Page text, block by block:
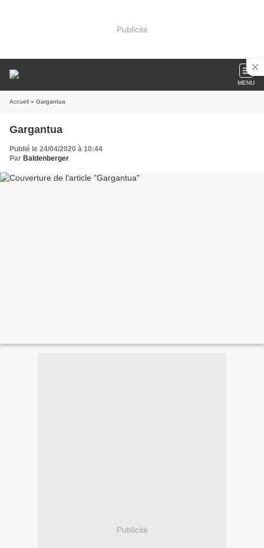
Publicité
MENU
Accueil » Gargantua
Gargantua
Publié le 24/04/2020 à 10:44
Par Baldenberger
Publicité